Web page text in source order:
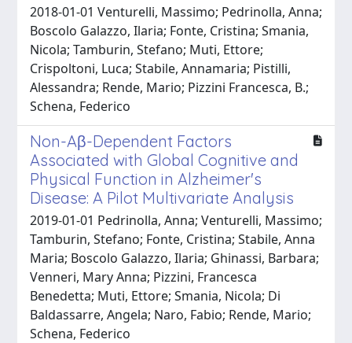
2018-01-01 Venturelli, Massimo; Pedrinolla, Anna;
Boscolo Galazzo, Ilaria; Fonte, Cristina; Smania,
Nicola; Tamburin, Stefano; Muti, Ettore;
Crispoltoni, Luca; Stabile, Annamaria; Pistilli,
Alessandra; Rende, Mario; Pizzini Francesca, B.;
Schena, Federico
Non-Aβ-Dependent Factors
Associated with Global Cognitive and
Physical Function in Alzheimer's
Disease: A Pilot Multivariate Analysis
2019-01-01 Pedrinolla, Anna; Venturelli, Massimo;
Tamburin, Stefano; Fonte, Cristina; Stabile, Anna
Maria; Boscolo Galazzo, Ilaria; Ghinassi, Barbara;
Venneri, Mary Anna; Pizzini, Francesca
Benedetta; Muti, Ettore; Smania, Nicola; Di
Baldassarre, Angela; Naro, Fabio; Rende, Mario;
Schena, Federico